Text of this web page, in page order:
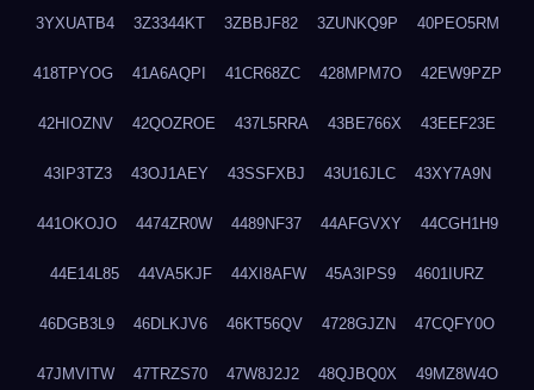
3YXUATB4 3Z3344KT 3ZBBJF82 3ZUNKQ9P 40PEO5RM
418TPYOG 41A6AQPI 41CR68ZC 428MPM7O 42EW9PZP
42HIOZNV 42QOZROE 437L5RRA 43BE766X 43EEF23E
43IP3TZ3 43OJ1AEY 43SSFXBJ 43U16JLC 43XY7A9N
441OKOJO 4474ZR0W 4489NF37 44AFGVXY 44CGH1H9
44E14L85 44VA5KJF 44XI8AFW 45A3IPS9 4601IURZ
46DGB3L9 46DLKJV6 46KT56QV 4728GJZN 47CQFY0O
47JMVITW 47TRZS70 47W8J2J2 48QJBQ0X 49MZ8W4O